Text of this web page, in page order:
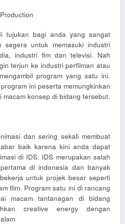
tujukan bagi anda yang sangat
segera untuk memasuki industri
industri fim dan televisi. Nah
terjun ke industri perfilman atau
program yang satu ini.
ini peserta memungkinkan
macam konsep di bidang tersebut.
dan sering sekali membuat
baik karena kini anda dapat
di IDS. IDS merupakan salah
di indonesia dan banyak
untuk projek besar seperti
film. Program satu ini di rancang
macam tantanagan di bidang
creative energy dengan